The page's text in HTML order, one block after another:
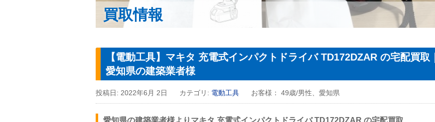
買取情報
【電動工具】マキタ 充電式インパクトドライバ TD172DZAR の宅配買取｜
愛知県の建築業者様
投稿日: 2022年6月 2日 カテゴリ: 電動工具 お客様： 49歳/男性、愛知県
愛知県の建築業者様よりマキタ 充電式インパクトドライバ TD172DZAR の宅配買取